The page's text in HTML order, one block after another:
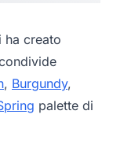
ha creato
, Burgundy,
palette di